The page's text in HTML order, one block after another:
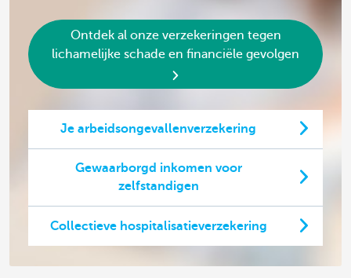
Ontdek al onze verzekeringen tegen
lichamelijke schade en financiële gevolgen
Je arbeidsongevallenverzekering
Gewaarborgd inkomen voor
zelfstandigen
Collectieve hospitalisatieverzekering